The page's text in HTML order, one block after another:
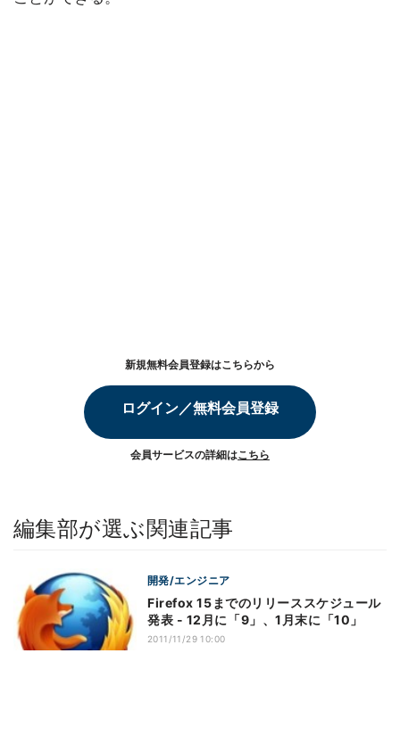
新規無料会員登録はこちらから
ログイン／無料会員登録
会員サービスの詳細はこちら
編集部が選ぶ関連記事
開発/エンジニア
Firefox 15までのリリーススケジュール
発表 - 12月に「9」、1月末に「10」
2011/11/29 10:00